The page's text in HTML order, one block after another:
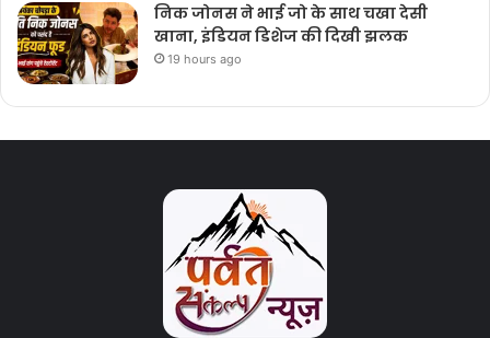
निक जोनस ने भाई जो के साथ चखा देसी
खाना, इंडियन डिशेज की दिखी झलक
19 hours ago